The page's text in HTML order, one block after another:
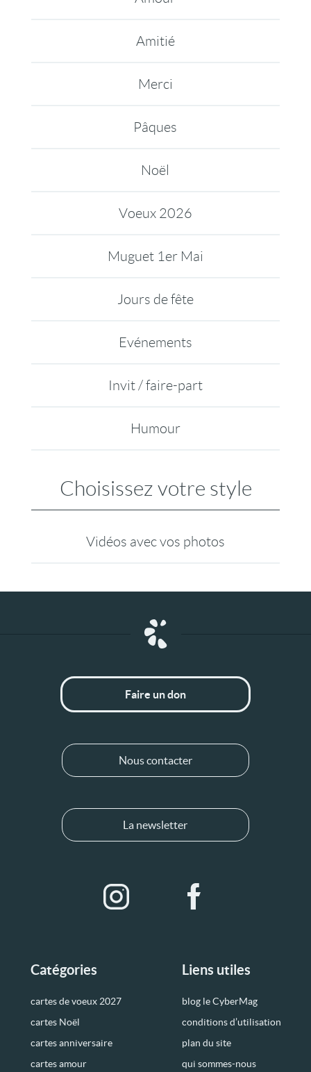
Amitié
Merci
Pâques
Noël
Voeux 2026
Muguet 1er Mai
Jours de fête
Evénements
Invit / faire-part
Humour
Choisissez votre style
Vidéos avec vos photos
Catégories
cartes de voeux 2027
cartes Noël
cartes anniversaire
cartes amour
Liens utiles
blog le CyberMag
conditions d’utilisation
plan du site
qui sommes-nous
Faire un don
Nous contacter
La newsletter